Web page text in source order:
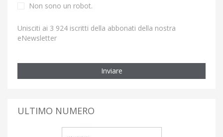
Non sono un robot.
Unisciti ai 3 924 iscritti della abbonati della nostra
eNewsletter
Inviare
ULTIMO NUMERO